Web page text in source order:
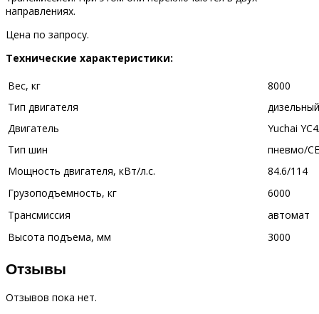
направлениях.
Цена по запросу.
Технические характеристики:
Вес, кг
8000
Тип двигателя
дизельный
Двигатель
Yuchai
Тип шин
пневмо/СЕ
Мощность двигателя, кВт/л.с.
84.6/114
Грузоподъемность, кг
6000
Трансмиссия
автомат
Высота подъема, мм
3000
Отзывы
Отзывов пока нет.